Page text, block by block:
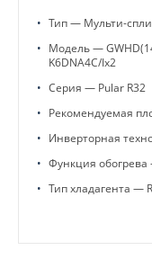
• Тип — Мульти-
• Модель —
K6DNA4C/Ix2
• Серия — Pular R32
• Рекомендуемая
• Инверторная
• Функция
• Тип хладагента —